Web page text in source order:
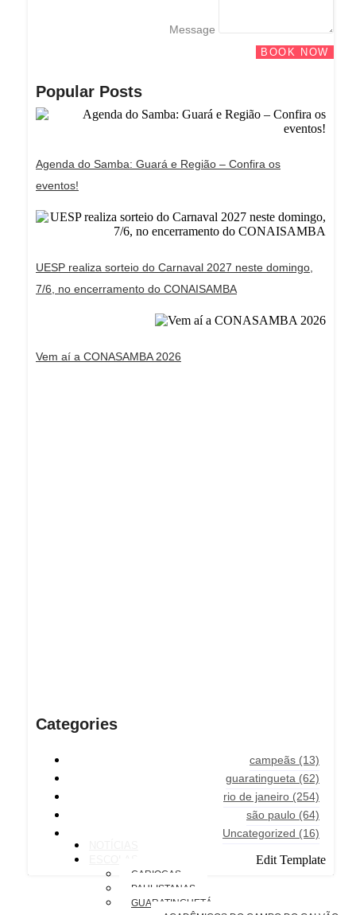
Message
BOOK NOW
Popular Posts
Agenda do Samba: Guará e Região – Confira os
eventos!
UESP realiza sorteio do Carnaval 2027 neste domingo,
7/6, no encerramento do CONAISAMBA
Vem aí a CONASAMBA 2026
Categories
campeãs (13)
guaratingueta (62)
rio de janeiro (254)
são paulo (64)
Uncategorized (16)
Edit Template
CARIOCAS
PAULISTANAS
GUARATINGUETÁ